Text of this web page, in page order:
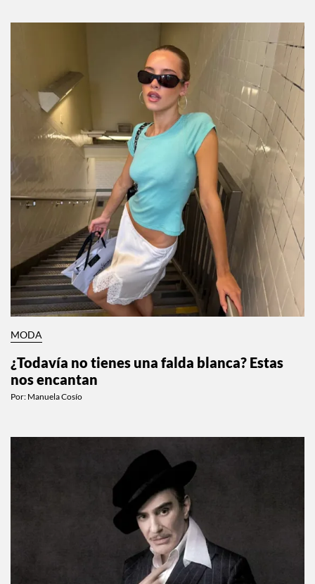
MODA
¿Todavía no tienes una falda blanca? Estas
nos encantan
Por: Manuela Cosío